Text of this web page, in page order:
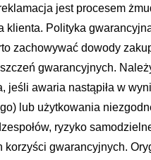
jest procesem
klienta. Polityka
zachowywać dowody
gwarancyjnych.
jeśli awaria nastąpiła w
lub użytkowania
ryzyko
korzyści gwarancyjnych.